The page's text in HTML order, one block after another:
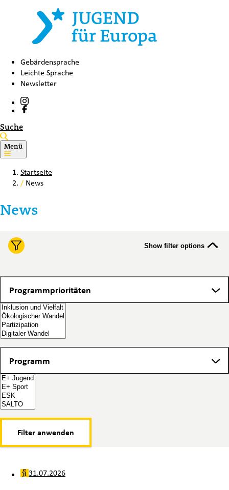
Gebärdensprache
Leichte Sprache
Newsletter
Suche
Menü
Startseite
/ News
News
Show filter options
Programmprioritäten
Programm
Filter anwenden
31.07.2026